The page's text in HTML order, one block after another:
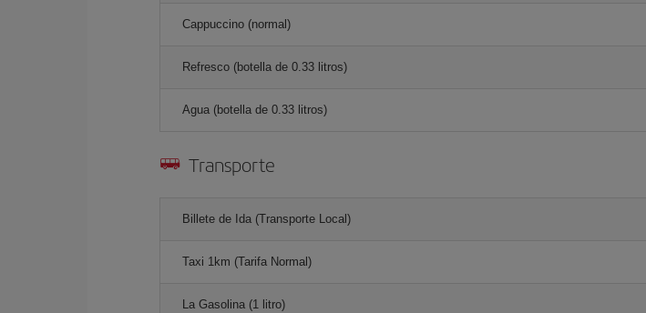
Cappuccino (normal)
Refresco (botella de 0.33 litros)
Agua (botella de 0.33 litros)
Transporte
Billete de Ida (Transporte Local)
Taxi 1km (Tarifa Normal)
La Gasolina (1 litro)